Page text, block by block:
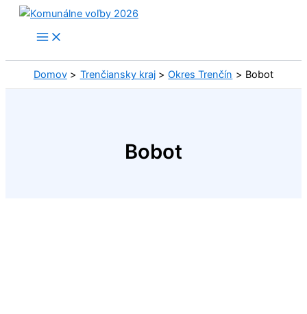
Preskočiť
Domov Trenčiansky kraj Okres Trenčín Bobot
Bobot